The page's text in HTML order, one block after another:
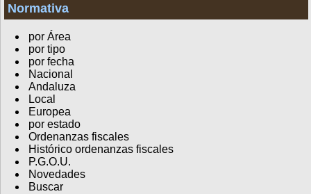
Normativa
por Área
por tipo
por fecha
Nacional
Andaluza
Local
Europea
por estado
Ordenanzas fiscales
Histórico ordenanzas fiscales
P.G.O.U.
Novedades
Buscar